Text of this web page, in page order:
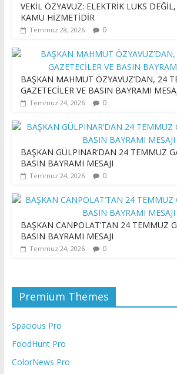
VEKİL ÖZYAVUZ: ELEKTRİK LÜKS
KAMU HİZMETİDİR
Temmuz 28, 2026 0
BAŞKAN MAHMUT ÖZYAVUZ’DAN, 24
GAZETECİLER VE BASIN BAYRAMI
Temmuz 24, 2026 0
BAŞKAN GÜLPINAR’DAN 24 TEMMUZ
BASIN BAYRAMI MESAJI
Temmuz 24, 2026 0
BAŞKAN CANPOLAT’TAN 24 TEMMUZ
BASIN BAYRAMI MESAJI
Temmuz 24, 2026 0
Premium Themes
Spacious Pro
FoodHunt Pro
ColorNews Pro